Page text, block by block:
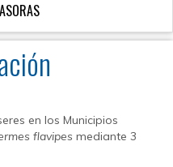
en los Municipios
flavipes mediante 3